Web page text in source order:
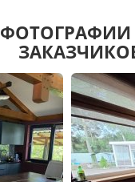
ФОТОГРАФИИ